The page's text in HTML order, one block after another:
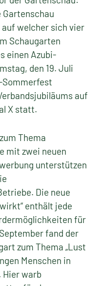
welcher sich vier
Schaugarten
einen Azubi-
den 19. Juli
auf
X statt.
Thema
mit zwei neuen
unterstützen
Die neue
enthält jede
für
fand der
zum Thema „Lust
Menschen in
warb